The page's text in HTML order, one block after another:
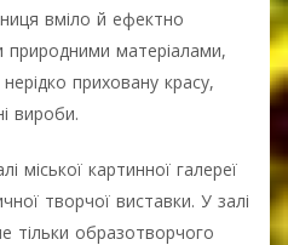
вміло й ефектно
природними матеріалами,
приховану красу,
вироби.
міської картинної галереї
творчої виставки. У залі
тільки образотворчого